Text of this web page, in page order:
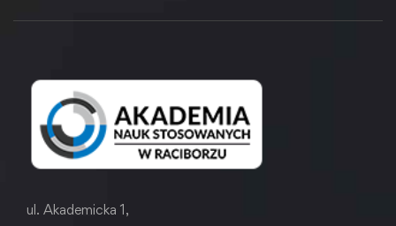
ul. Akademicka 1,